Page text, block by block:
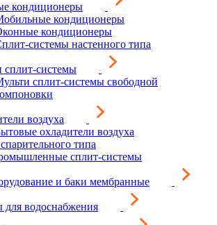
кондиционеры
кондиционеры
кондиционеры
системы настенного типа
сплит-системы
сплит-системы свободной
воздуха
охладители воздуха
типа
сплит-системы
и баки мембранные
для водоснабжения